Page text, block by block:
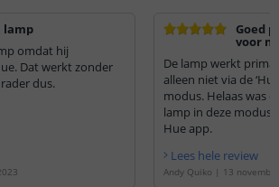
lamp
omdat hij
Dat werkt zonder
dus.
Goed
voor
De lamp werkt prima
alleen niet via de
modus. Helaas was
lamp in deze
Hue app.
Lees hele review
Andy Quiko | 13